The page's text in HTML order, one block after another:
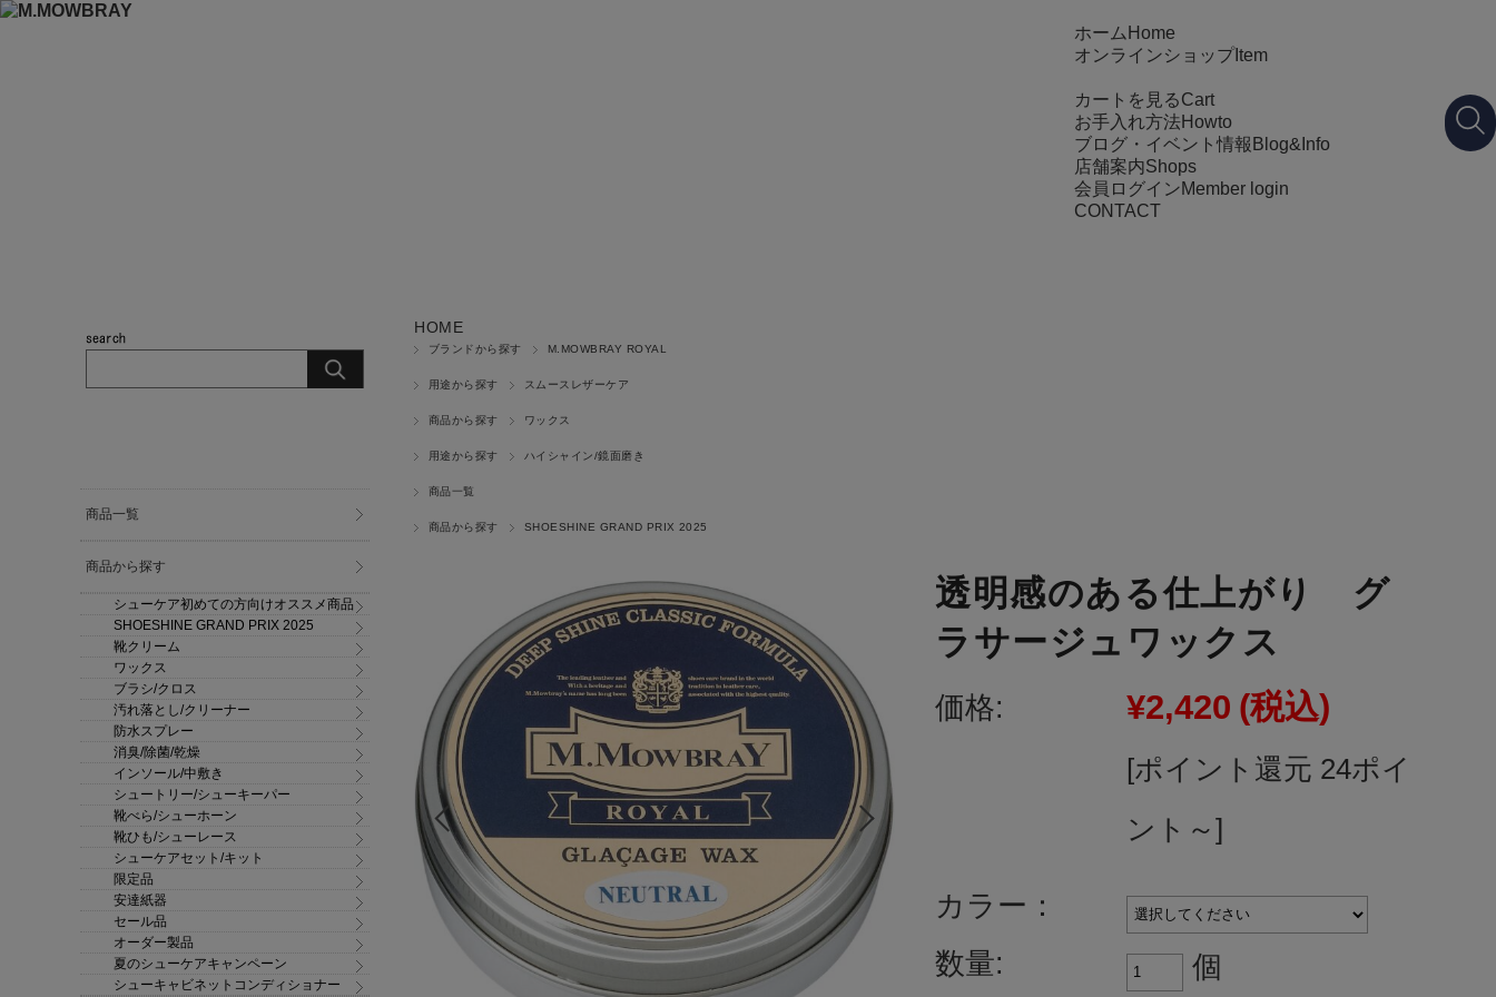
ホーム Home
オンラインショップItem
カートを見るCart
お手入れ方法Howto
ブログ・イベント情報 Blog&Info
店舗案内Shops
会員ログインMember login
CONTACT
HOME
ブランドから探す M.MOWBRAY ROYAL
用途から探す スムースレザーケア
商品から探す ワックス
用途から探す ハイシャイン/鏡面磨き
商品一覧
商品から探す SHOESHINE GRAND PRIX 2025
透明感のある仕上がり グ
ラサージュワックス
価格: ¥2,420 (税込)
[ポイント還元 24ポイ
ント～]
カラー：
数量:
個
商品一覧
商品から探す
シューケア初めての方向けオススメ商品
SHOESHINE GRAND PRIX 2025
靴クリーム
ワックス
ブラシ/クロス
汚れ落とし/クリーナー
防水スプレー
消臭/除菌/乾燥
インソール/中敷き
シュートリー/シューキーパー
靴べら/シューホーン
靴ひも/シューレース
シューケアセット/キット
限定品
安達紙器
セール品
オーダー製品
夏のシューケアキャンペーン
シューキャビネットコンディショナー